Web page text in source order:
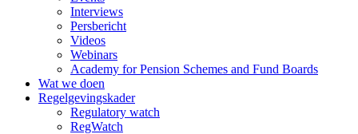
Interviews
Persbericht
Videos
Webinars
Academy for Pension Schemes and Fund Boards
Wat we doen
Regelgevingskader
Regulatory watch
RegWatch